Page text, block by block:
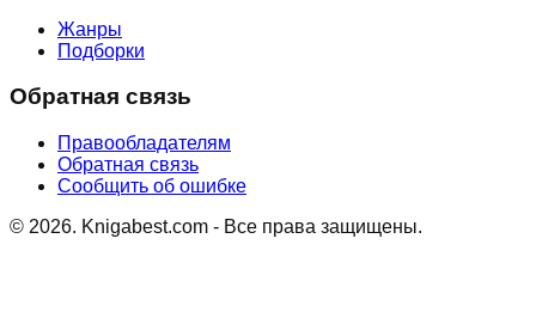
Жанры
Подборки
Обратная связь
Правообладателям
Обратная связь
Сообщить об ошибке
© 2026. Knigabest.com - Все права защищены.